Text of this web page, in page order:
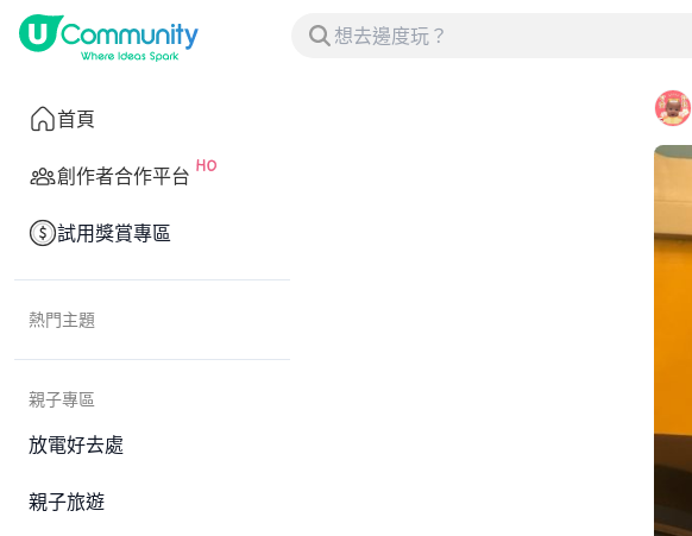
首頁
創作者合作平台
試用獎賞專區
熱門主題
親子專區
放電好去處
親子旅遊